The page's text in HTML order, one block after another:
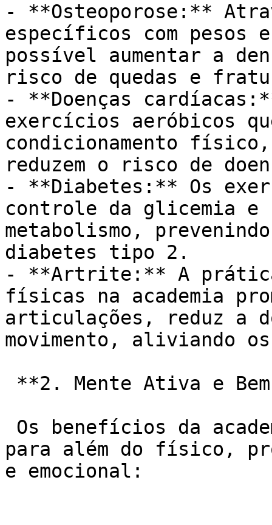
- **Osteoporose:**
específicos com pesos
possível aumentar a
risco de quedas e
- **Doenças
exercícios aeróbicos
condicionamento
reduzem o risco de
- **Diabetes:** Os
controle da glicemia e
metabolismo,
diabetes tipo 2.
- **Artrite:** A
físicas na academia
articulações, reduz a
movimento, aliviando
para além do físico,
e emocional: